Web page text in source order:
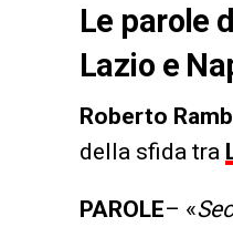
Le parole
Lazio e
Roberto
della sfida tra
PAROLE– «